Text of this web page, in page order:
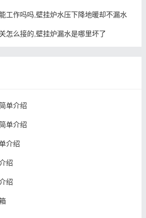
工作吗吗,壁挂炉水压下降地暖却不漏水
怎么接的,壁挂炉漏水是哪里坏了
单介绍
单介绍
介绍
绍
绍